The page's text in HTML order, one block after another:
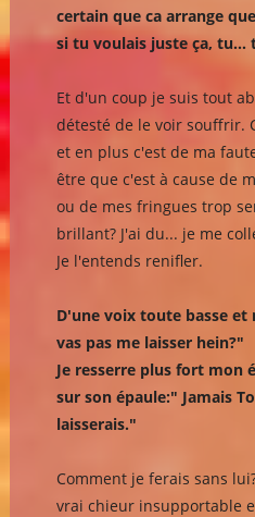
certain que ca arrange
si tu voulais juste ça, tu...
Et d'un coup je suis tout
détesté de le voir souffrir.
et en plus c'est de ma
être que c'est à cause de
ou de mes fringues trop
brillant? J'ai du... je me
Je l'entends renifler.
D'une voix toute basse et
vas pas me laisser hein?"
Je resserre plus fort mon
sur son épaule:" Jamais
laisserais."
Comment je ferais sans
vrai chieur insupportable